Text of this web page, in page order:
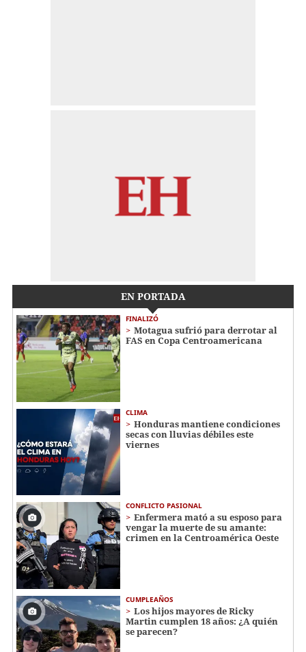
EN PORTADA
FINALIZÓ
Motagua sufrió para derrotar al
FAS en Copa Centroamericana
CLIMA
Honduras mantiene condiciones
secas con lluvias débiles este
viernes
CONFLICTO PASIONAL
Enfermera mató a su esposo para
vengar la muerte de su amante:
crimen en la Centroamérica Oeste
CUMPLEAÑOS
Los hijos mayores de Ricky
Martin cumplen 18 años: ¿A quién
se parecen?